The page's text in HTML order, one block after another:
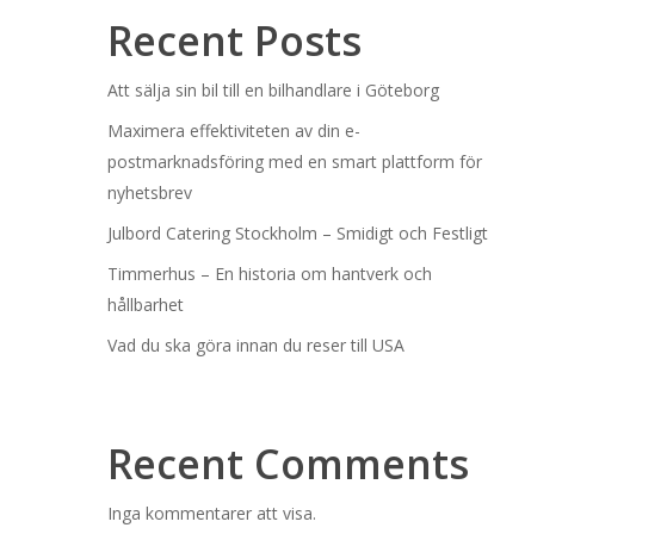
Recent Posts
Att sälja sin bil till en bilhandlare i Göteborg
Maximera effektiviteten av din e-
postmarknadsföring med en smart plattform för
nyhetsbrev
Julbord Catering Stockholm – Smidigt och Festligt
Timmerhus – En historia om hantverk och
hållbarhet
Vad du ska göra innan du reser till USA
Recent Comments
Inga kommentarer att visa.